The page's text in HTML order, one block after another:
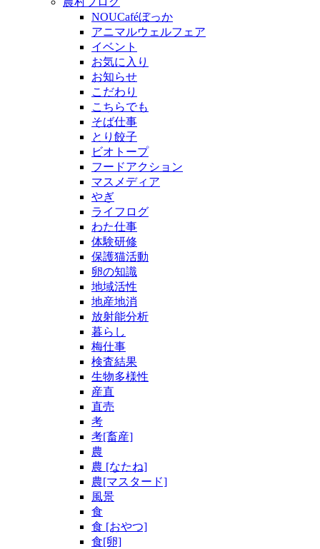
NOUCaféぼっか
アニマルウェルフェア
イベント
お気に入り
お知らせ
こだわり
こちらでも
そば仕事
とり餃子
ビオトープ
フードアクション
マスメディア
やぎ
ライフログ
わた仕事
体験研修
保護猫活動
卵の知識
地域活性
地産地消
放射能分析
暮らし
梅仕事
検査結果
生物多様性
産直
直売
考
考[畜産]
農
農 [なたね]
農[マスタード]
風景
食
食 [おやつ]
食[卵]